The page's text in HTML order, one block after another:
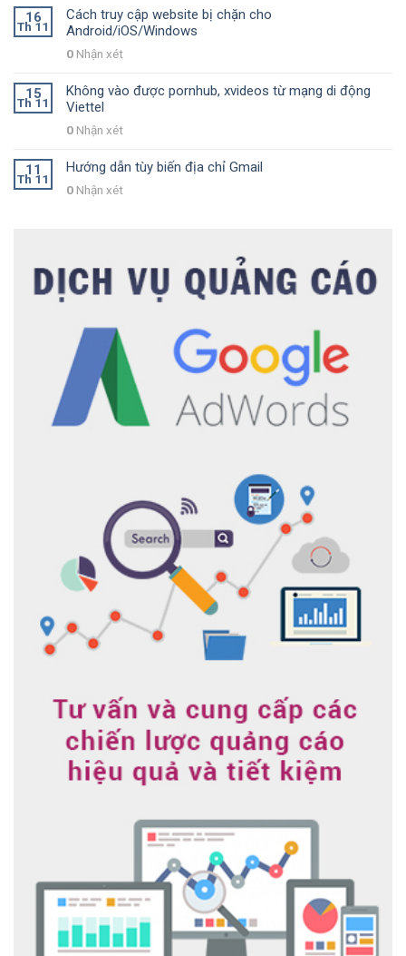
16
Th 11
Cách truy cập website bị chặn cho
Android/iOS/Windows
0 Nhận xét
15
Th 11
Không vào được pornhub, xvideos từ mạng di động
Viettel
0 Nhận xét
11
Th 11
Hướng dẫn tùy biến địa chỉ Gmail
0 Nhận xét